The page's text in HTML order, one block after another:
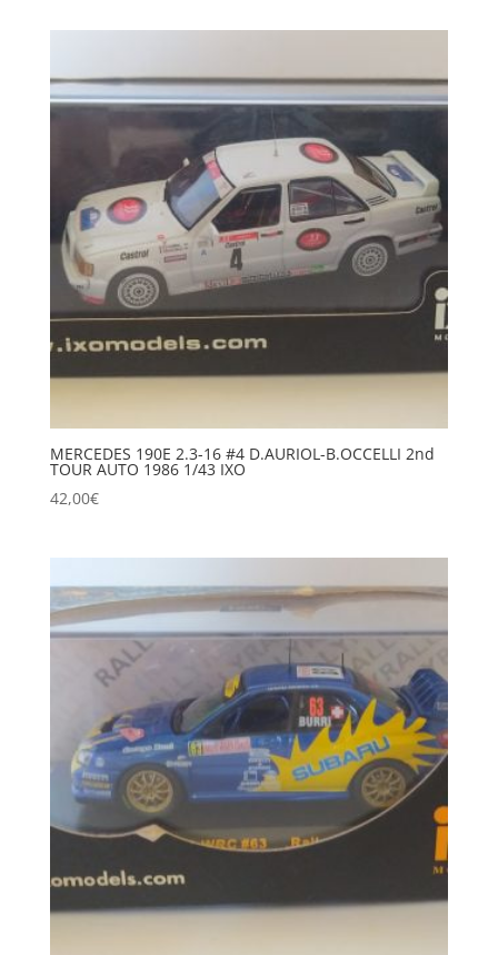
MERCEDES 190E 2.3-16 #4 D.AURIOL-B.OCCELLI 2nd
TOUR AUTO 1986 1/43 IXO
42,00€